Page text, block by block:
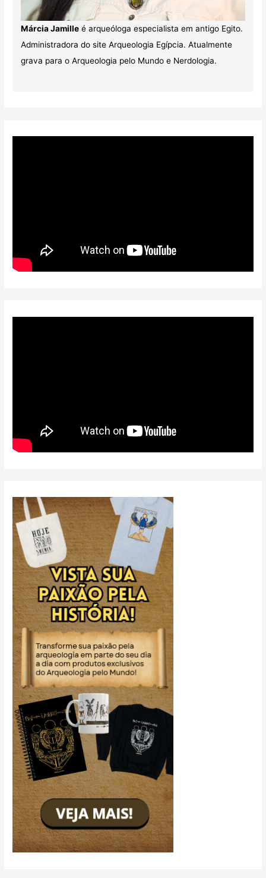
Márcia Jamilleé arqueóloga especialista em antigo Egito.
Administradora do site Arqueologia Egípcia. Atualmente
grava para o Arqueologia pelo Mundo e Nerdologia.